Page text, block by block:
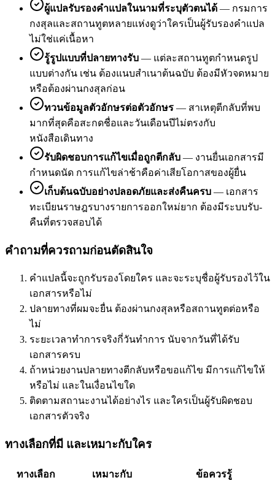
ผู้แปลรับรองคำแปลในนามที่ระบุตัวตนได้ — กรมการ
กงสุลและสถานทูตหลายแห่งดูว่าใครเป็นผู้รับรองคำแปล
ไม่ใช่แค่เนื้อหา
รู้รูปแบบที่ปลายทางรับ — แต่ละสถานทูตกำหนดรูป
แบบต่างกัน เช่น ต้องแนบสำเนาต้นฉบับ ต้องมีหัวจดหมาย
หรือต้องผ่านกงสุลก่อน
ทวนข้อมูลตัวอักษรต่อตัวอักษร — สาเหตุตีกลับที่พบ
มากที่สุดคือสะกดชื่อและวันเดือนปีไม่ตรงกับ
หนังสือเดินทาง
รับผิดชอบการแก้ไขเมื่อถูกตีกลับ — งานยื่นเอกสารมี
กำหนดนัด การแก้ไขล่าช้าคือค่าเสียโอกาสของผู้ยื่น
เก็บต้นฉบับอย่างปลอดภัยและส่งคืนครบ — เอกสาร
ทะเบียนราษฎรบางรายการออกใหม่ยาก ต้องมีระบบรับ-
คืนที่ตรวจสอบได้
คำถามที่ควรถามก่อนตัดสินใจ
คำแปลนี้จะถูกรับรองโดยใคร และจะระบุชื่อผู้รับรองไว้ใน
เอกสารหรือไม่
ปลายทางที่ผมจะยื่น ต้องผ่านกงสุลหรือสถานทูตต่อหรือ
ไม่
ระยะเวลาทำการจริงกี่วันทำการ นับจากวันที่ได้รับ
เอกสารครบ
ถ้าหน่วยงานปลายทางตีกลับหรือขอแก้ไข มีการแก้ไขให้
หรือไม่ และในเงื่อนไขใด
ติดตามสถานะงานได้อย่างไร และใครเป็นผู้รับผิดชอบ
เอกสารตัวจริง
ทางเลือกที่มี และเหมาะกับใคร
ทางเลือก เหมาะกับ ข้อควรรู้